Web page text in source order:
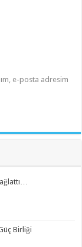
e-posta adresim
Birliği